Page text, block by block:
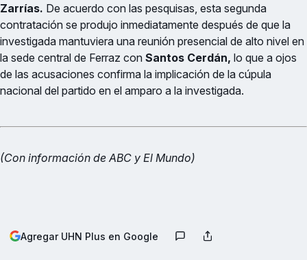
Zarrías. De acuerdo con las pesquisas, esta segunda
contratación se produjo inmediatamente después de que la
investigada mantuviera una reunión presencial de alto nivel en
la sede central de Ferraz con Santos Cerdán, lo que a ojos
de las acusaciones confirma la implicación de la cúpula
nacional del partido en el amparo a la investigada.
(Con información de ABC y El Mundo)
Agregar UHN Plus en Google